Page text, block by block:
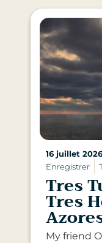
16 juillet 2026
Enregistrer
Tres
Tres
My friend